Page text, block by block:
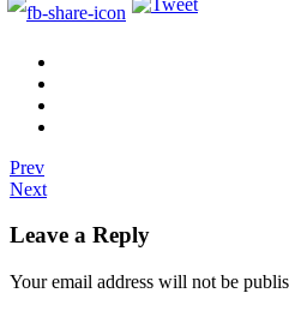
Prev
Next
Leave a Reply
Your email address will not be